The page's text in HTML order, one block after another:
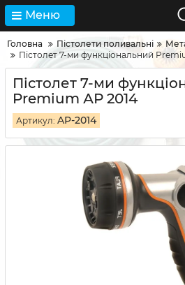
Меню
Головна Пістолети поливальні
Пістолет 7-ми функціональний
Пістолет 7-ми
Premium АР 2014
Артикул: AP-2014